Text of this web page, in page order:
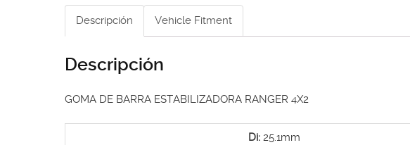
Descripción Vehicle Fitment
Descripción
GOMA DE BARRA ESTABILIZADORA RANGER 4X2
Di: 25.1mm